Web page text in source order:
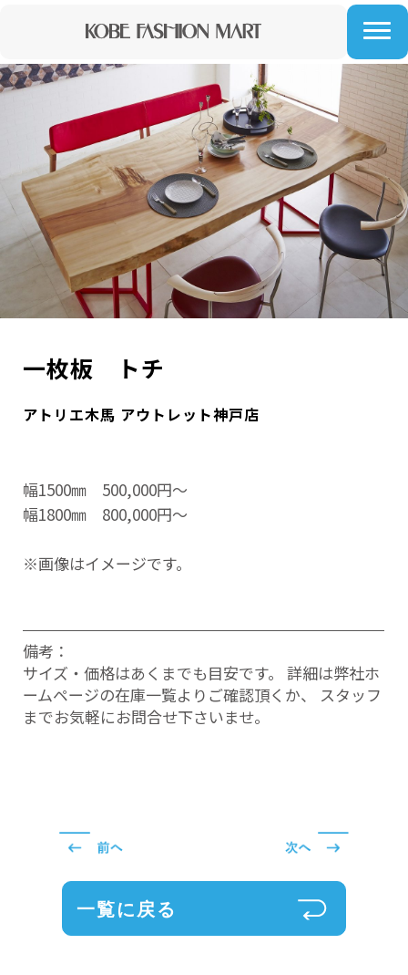
一枚板 トチ
アトリエ木馬 アウトレット神戸店
幅1500㎜ 500,000円～
幅1800㎜ 800,000円～
※画像はイメージです。
備考：
サイズ・価格はあくまでも目安です。 詳細は弊社ホ
ームページの在庫一覧よりご確認頂くか、 スタッフ
までお気軽にお問合せ下さいませ。
一覧に戻る